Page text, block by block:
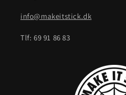
info@makeitstick.dk
Tlf: 69 91 86 83